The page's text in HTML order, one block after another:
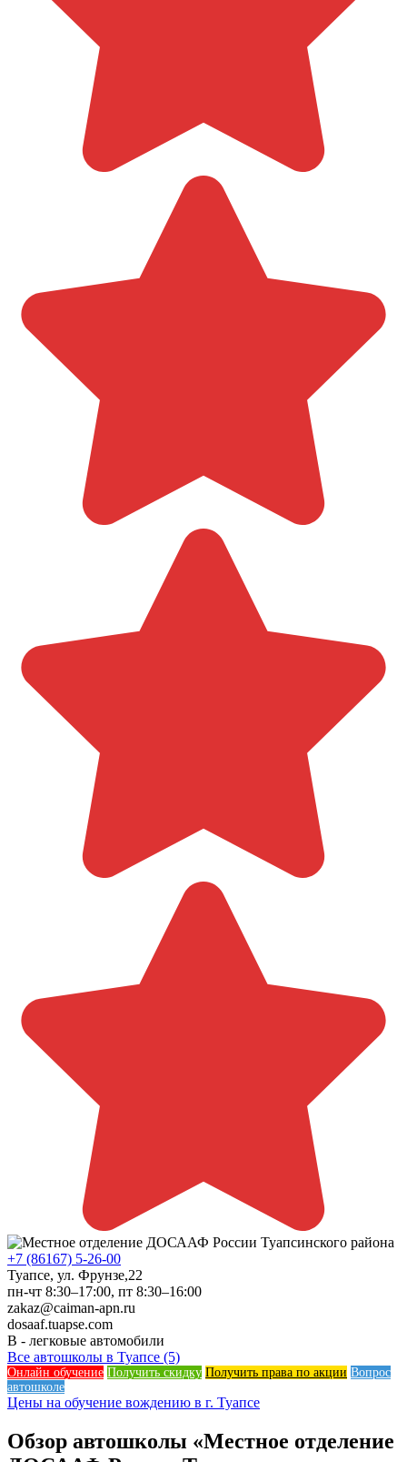
+7 (86167) 5-26-00
Туапсе, ул. Фрунзе,22
пн-чт 8:30–17:00, пт 8:30–16:00
zakaz@caiman-apn.ru
dosaaf.tuapse.com
B - легковые автомобили
Все автошколы в Туапсе (5)
Онлайн обучение Получить скидку Получить права по акции Вопрос
автошколе
Цены на обучение вождению в г. Туапсе
Обзор автошколы «Местное отделение